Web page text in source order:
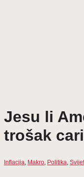
Jesu li
trošak
Inflacija, Makro, Politika, Svijet